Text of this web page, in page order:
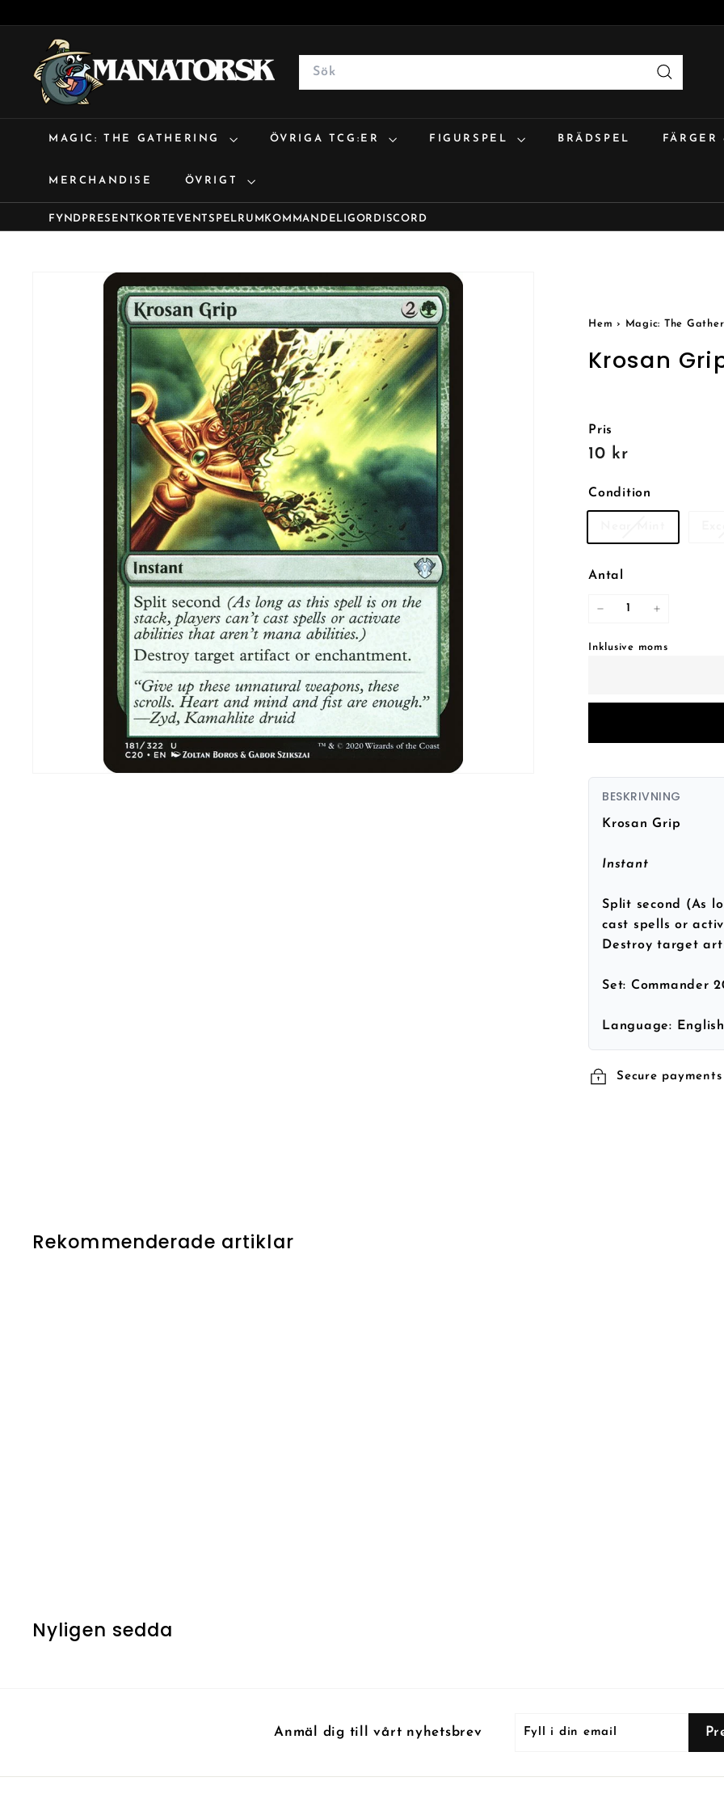
M
a
n
a
Search
Sök
MAGIC: THE GATHERING ÖVRIGA TCG:ER FIGURSPEL BRÄDSPEL
MERCHANDISE ÖVRIGT
FYND PRESENTKORT EVENTSPELRUM KOMMANDE LIGOR DISCORD
Hem › Magic: The
Krosan
Pris
Reguljärt
10 kr10
Condition
Antal
Inklusive moms
BESKRIVNING
Krosan Grip
Instant
Split second (As
cast spells or
Destroy target
Set: Commander
Language: English
Secure payments
Rekommenderade artiklar
Nyligen sedda
Anmäl dig till vårt nyhetsbrev